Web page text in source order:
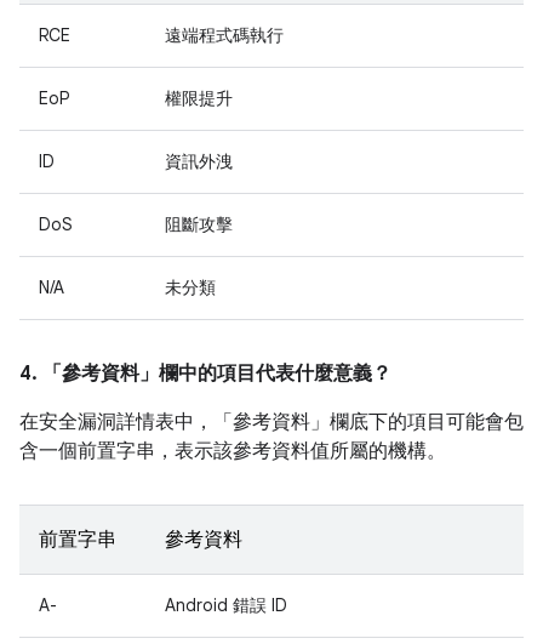
RCE 遠端程式碼執行
EoP 權限提升
ID 資訊外洩
DoS 阻斷攻擊
N/A 未分類
4. 「參考資料」 欄中的項目代表什麼意義？
在安全漏洞詳情表中，「參考資料」 欄底下的項目可能會包
含一個前置字串，表示該參考資料值所屬的機構。
前置字串 參考資料
A- Android 錯誤 ID